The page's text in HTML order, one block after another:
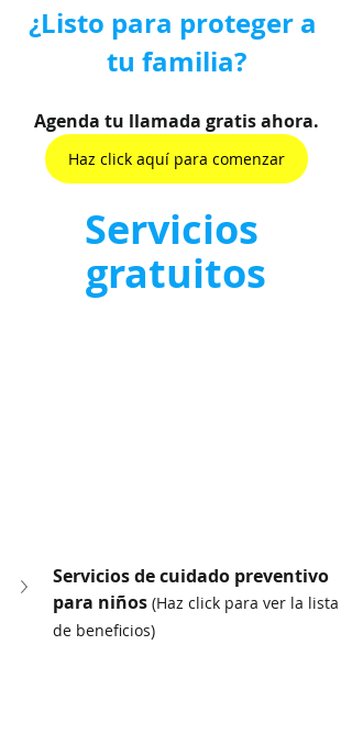
¿Listo para proteger a
tu familia?
Agenda tu llamada gratis ahora.
Haz click aquí para comenzar
Servicios
gratuitos
Servicios de cuidado preventivo
para niños (Haz click para ver la lista
de beneficios)